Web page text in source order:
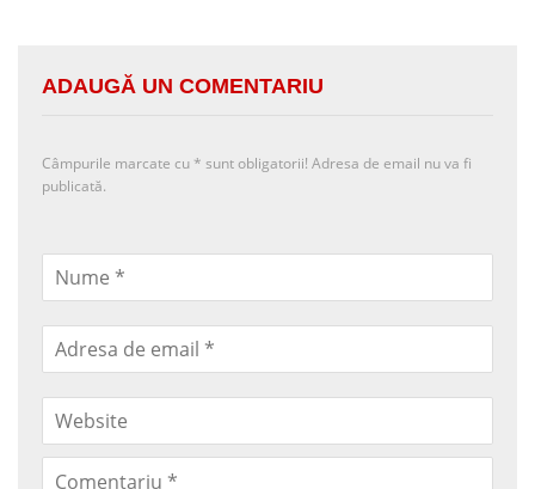
ADAUGĂ UN COMENTARIU
Câmpurile marcate cu * sunt obligatorii! Adresa de email nu va fi
publicată.